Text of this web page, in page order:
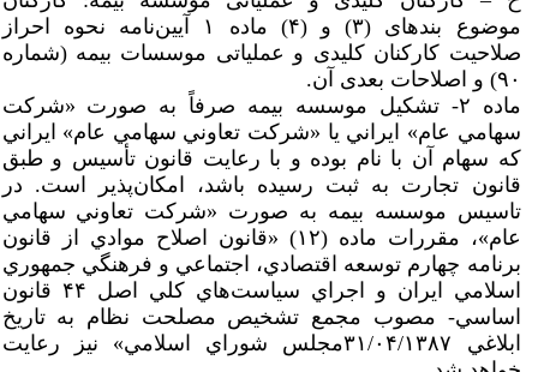
موضوع بندهای (۳) و (۴) ماده ۱ آیین‌نامه نحوه احراز
صلاحیت کارکنان کلیدی و عملیاتی موسسات بیمه (شماره
۹۰) و اصلاحات بعدی آن.
ماده ۲- تشكيل موسسه بيمه صرفاً به صورت «شركت
سهامي عام» ايراني يا «شركت تعاوني سهامي عام» ايراني
كه سهام آن با نام بوده و با رعايت قانون تأسيس و طبق
قانون تجارت به ثبت رسيده باشد، امكان‌پذير است. در
تاسيس موسسه بيمه به صورت «شركت تعاوني سهامي
عام»، مقررات ماده (۱۲) «قانون اصلاح موادي از قانون
برنامه چهارم توسعه اقتصادي، اجتماعي و فرهنگي جمهوري
اسلامي ايران و اجراي سياست‌هاي كلي اصل ۴۴ قانون
اساسي- مصوب مجمع تشخيص مصلحت نظام به تاريخ
ابلاغي ۳۱/۰۴/۱۳۸۷مجلس شوراي اسلامي» نيز رعايت